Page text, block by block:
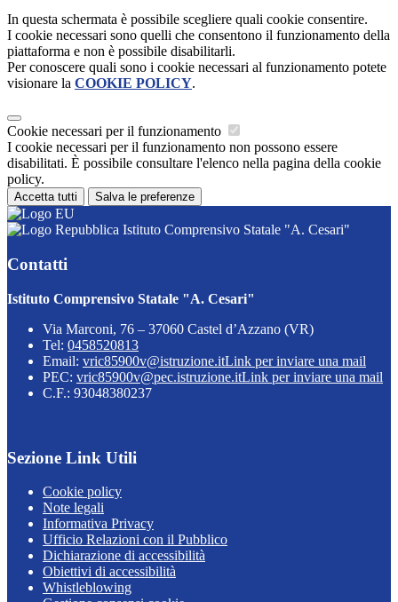
In questa schermata è possibile scegliere quali cookie consentire.
I cookie necessari sono quelli che consentono il funzionamento della
piattaforma e non è possibile disabilitarli.
Per conoscere quali sono i cookie necessari al funzionamento potete
visionare la COOKIE POLICY.
Cookie necessari per il funzionamento
I cookie necessari per il funzionamento non possono essere
disabilitati. È possibile consultare l'elenco nella pagina della cookie
policy.
Accetta tutti Salva le preferenze
Istituto Comprensivo Statale "A. Cesari"
Contatti
Istituto Comprensivo Statale "A. Cesari"
Via Marconi, 76 – 37060 Castel d’Azzano (VR)
Tel: 0458520813
Email: vric85900v@istruzione.itLink per inviare una mail
PEC: vric85900v@pec.istruzione.itLink per inviare una mail
C.F.: 93048380237
Sezione Link Utili
Cookie policy
Note legali
Informativa Privacy
Ufficio Relazioni con il Pubblico
Dichiarazione di accessibilità
Obiettivi di accessibilità
Whistleblowing